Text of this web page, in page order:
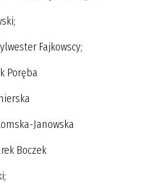
Fajkowscy;
Poręba
Janowska
Boczek